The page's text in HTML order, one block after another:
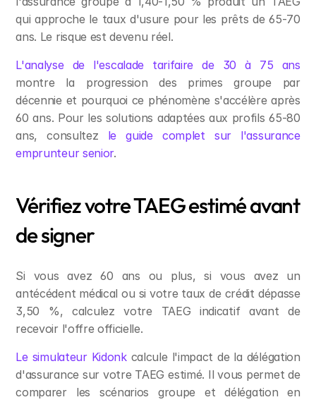
qui approche le taux d'usure pour les prêts de 65-70
ans. Le risque est devenu réel.
L'analyse de l'escalade tarifaire de 30 à 75 ans
montre la progression des primes groupe par
décennie et pourquoi ce phénomène s'accélère après
60 ans. Pour les solutions adaptées aux profils 65-80
ans, consultez le guide complet sur l'assurance
emprunteur senior.
Vérifiez votre TAEG estimé avant
de signer
Si vous avez 60 ans ou plus, si vous avez un
antécédent médical ou si votre taux de crédit dépasse
3,50 %, calculez votre TAEG indicatif avant de
recevoir l'offre officielle.
Le simulateur Kidonk calcule l'impact de la délégation
d'assurance sur votre TAEG estimé. Il vous permet de
comparer les scénarios groupe et délégation en